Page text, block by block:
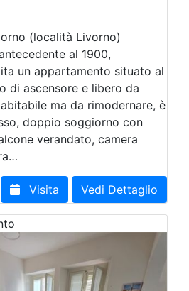
(località Livorno)
al 1900,
un appartamento situato al
di ascensore e libero da
ma da rimodernare, è
doppio soggiorno con
verandato, camera
Visita Vedi Dettaglio